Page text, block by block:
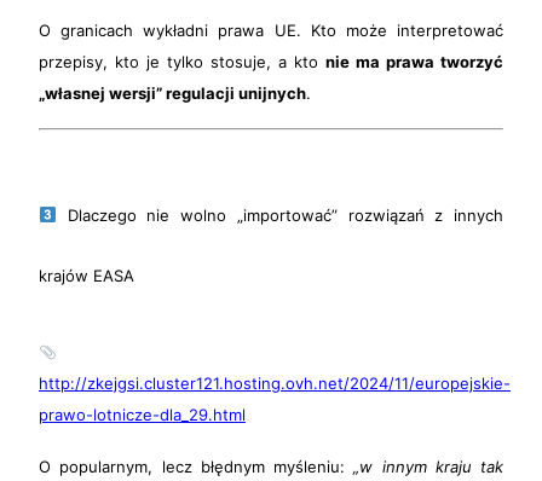
O granicach wykładni prawa UE. Kto może interpretować
przepisy, kto je tylko stosuje, a kto nie ma prawa tworzyć
„własnej wersji” regulacji unijnych.
Dlaczego nie wolno „importować” rozwiązań z innych
krajów EASA
http://zkejgsi.cluster121.hosting.ovh.net/2024/11/europejskie-
prawo-lotnicze-dla_29.html
O popularnym, lecz błędnym myśleniu: „w innym kraju tak